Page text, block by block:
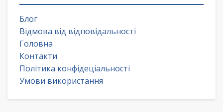
Блог
Відмова від відповідальності
Головна
Контакти
Політика конфідеціальності
Умови використання